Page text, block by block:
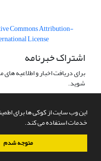
این وب سایت از کوکی ها برای
خدمات استفاده می کند.
متوجه شدم
Commons Attribution-
License
اشتراک خبرنامه
برای دریافت اخبار و اطلاعیه
شوید.
سامانه مدیریت نشریات علمی.